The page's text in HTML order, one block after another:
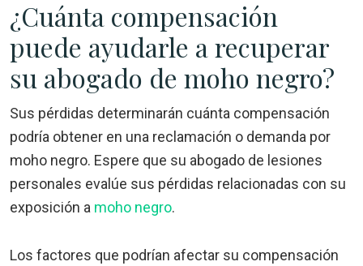
¿Cuánta compensación
puede ayudarle a recuperar
su abogado de moho negro?
Sus pérdidas determinarán cuánta compensación
podría obtener en una reclamación o demanda por
moho negro. Espere que su abogado de lesiones
personales evalúe sus pérdidas relacionadas con su
exposición a moho negro.
Los factores que podrían afectar su compensación